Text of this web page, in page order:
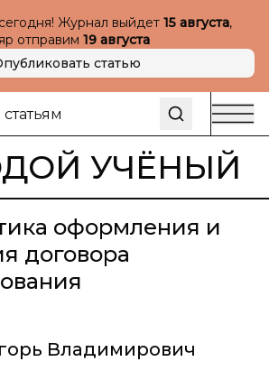
Журнал выйдет 15 августа,
отправим 19 августа
статью
УЧЁНЫЙ
оформления и
договора
Владимирович